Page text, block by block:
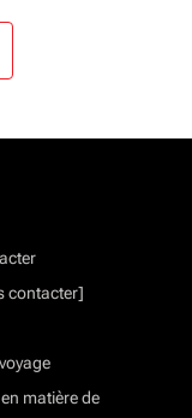
contacter]
matière de